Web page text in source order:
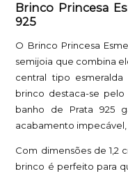
Brinco Princesa
925
O Brinco Princesa
semijoia que combina
central tipo
brinco destaca-se pelo
banho de Prata 925
acabamento
Com dimensões de 1,2
brinco é perfeito para